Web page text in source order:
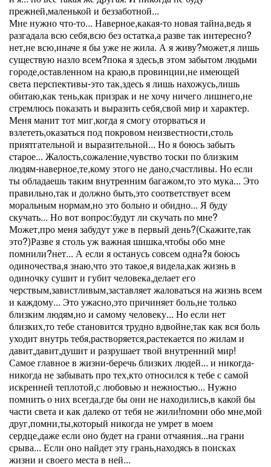
прежней,маленькой и беззаботной...
Мне нужно что-то... Наверное,какая-то новая тайна,ведь я
разгадала всю себя,всю без остатка,а разве так интересно?
нет,не всю,иначе я бы уже не жила. А я живу?может,я лишь
существую назло всем?пока я здесь,в этом забытом людьми
городе,оставленном на краю,в провинции,не имеющей
света перспективы-это так,здесь я лишь нахожусь,лишь
обитаю,как тень,как призрак и не хочу ничего лишнего,не
стремлюсь показать и выразить себя,свой мир и характер.
Меня манит тот миг,когда я смогу оторваться и
взлететь,оказаться под покровом неизвестности,столь
приятгательной и выразительной... Но я боюсь забыть
старое... Жалость,сожаление,чувство тоски по близким
людям-наверное,те,кому этого не дано,счастливы. Но если
ты обладаешь таким внутренним багажом,то это мука... Это
правильно,так и должно быть,это соответствует всем
моральным нормам,но это больно и обидно... Я буду
скучать... Но вот вопрос:будут ли скучать по мне?
Может,про меня забудут уже в первый день?(Скажите,так
это?)Разве я столь уж важная шишка,чтобы обо мне
помнили?нет... А если я останусь совсем одна?я боюсь
одиночества,я знаю,что это такое,я видела,как жизнь в
одиночку сушит и губит человека,делает его
черствым,завистливым,заставляет жаловаться на жизнь всем
и каждому... Это ужасно,это причиняет боль,не только
близким людям,но и самому человеку... Но если нет
близких,то тебе становится трудно вдвойне,так как вся боль
уходит внутрь тебя,растворяется,растекается по жилам и
давит,давит,душит и разрушает твой внутренний мир!
Самое главное в жизни-беречь близких людей... и никогда-
никогда не забывать про тех,кто относился к тебе с самой
искренней теплотой,с любовью и нежностью... Нужно
помнить о них всегда,где бы они не находились,в какой бы
части света и как далеко от тебя не жили!помни обо мне,мой
друг,помни,ты,который никогда не умрет в моем
сердце,даже если оно будет на грани отчаяния...на грани
срыва... Если оно найдет эту грань,находясь в поисках
жизни и своего места в ней...